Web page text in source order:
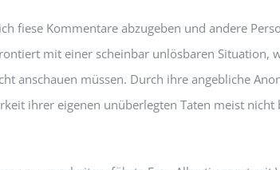
fiese Kommentare abzugeben und andere
mit einer scheinbar unlösbaren
anschauen müssen. Durch ihre angebliche
ihrer eigenen unüberlegten Taten meist